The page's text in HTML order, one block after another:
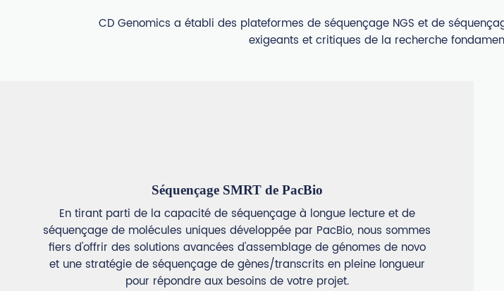
CD Genomics a établi des plateformes de séquençage NGS et de
exigeants et critiques de la recherche
Séquençage SMRT de PacBio
En tirant parti de la capacité de séquençage à longue lecture et de
séquençage de molécules uniques développée par PacBio, nous sommes
fiers d'offrir des solutions avancées d'assemblage de génomes de novo
et une stratégie de séquençage de gènes/transcrits en pleine longueur
pour répondre aux besoins de votre projet.